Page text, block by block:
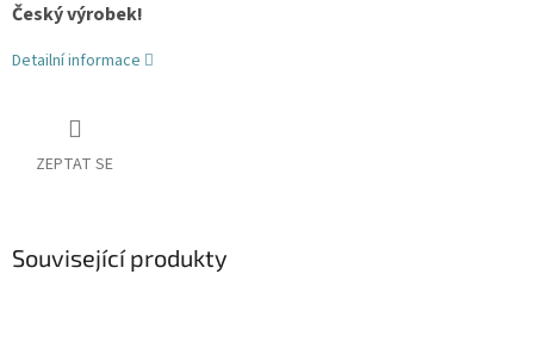
Český výrobek!
Detailní informace
ZEPTAT SE
Související produkty